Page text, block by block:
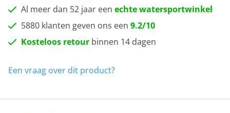
Al meer dan 52 jaar een echte watersportwinkel
5880 klanten geven ons een 9.2/10
Kosteloos retour binnen 14 dagen
Een vraag over dit product?